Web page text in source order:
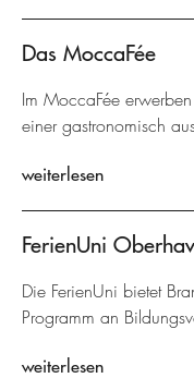
Das MoccaFée
Im MoccaFée
einer gastronomisch
weiterlesen
FerienUni
Die FerienUni bietet
Programm an
weiterlesen